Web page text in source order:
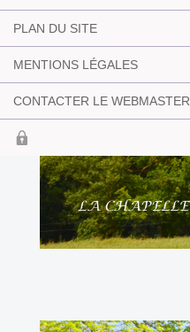
PLAN DU SITE
MENTIONS LÉGALES
CONTACTER LE WEBMASTER